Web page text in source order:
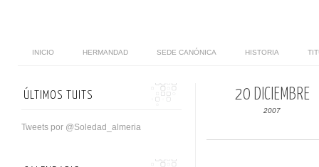
INICIO HERMANDAD SEDE CANÓNICA HISTORIA
20 DICIEMBRE
2007
ÚLTIMOS TUITS
Tweets por @Soledad_almeria